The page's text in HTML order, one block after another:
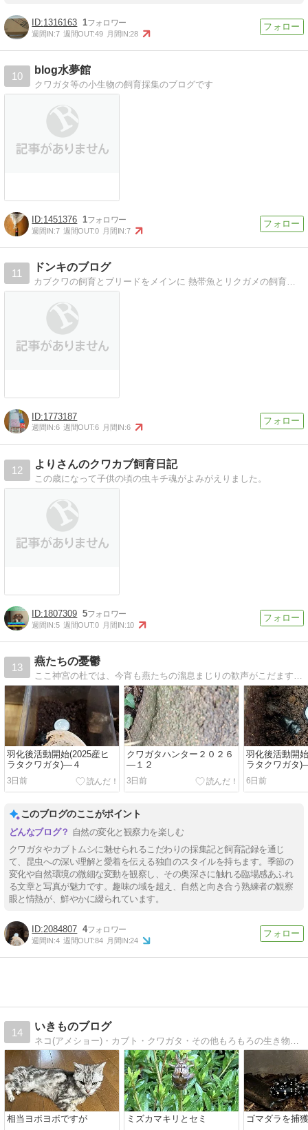
1316163 1
週間IN:7 週間OUT:49 月間IN:28
10
blog水夢館
クワガタ等の小生物の飼育採集のブログです
1451376 1
週間IN:7 週間OUT:0 月間IN:7
11
ドンキのブログ
カブクワの飼育とブリードをメインに 熱帯魚とリクガメの飼育を書かせていただきます飼育、ブリード、ブログ、初心者ではありますが宜しくお願いします
1773187
週間IN:6 週間OUT:6 月間IN:6
12
よりさんのクワカブ飼育日記
この歳になって子供の頃の虫キチ魂がよみがえりました。
1807309 5
週間IN:5 週間OUT:0 月間IN:10
13
燕たちの憂鬱
羽化後活動開始(2025産ヒ
ラタクワガタ)―４
3日前
クワガタハンター２０２６
―１２
3日前
羽化後活動開
ラタクワガタ
6日前
このブログのここがポイント
自然の変化と観察力を楽しむ
クワガタやカブトムシに魅せられるこだわりの採集記と飼育記録を通じ
て、昆虫への深い理解と愛着を伝える独自のスタイルを持ちます。季節の
変化や自然環境の微細な変動を観察し、その奥深さに触れる臨場感あふれ
る文章と写真が魅力です。趣味の域を超え、自然と向き合う熟練者の観察
眼と情熱が、鮮やかに綴られています。
2084807 4
週間IN:4 週間OUT:84 月間IN:24
14
いきものブログ
相当ヨボヨボですが ミズカマキリとセミ ゴマダラを捕